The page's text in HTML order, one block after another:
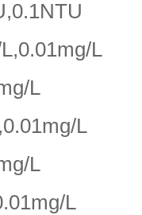
L
L
L
L
L